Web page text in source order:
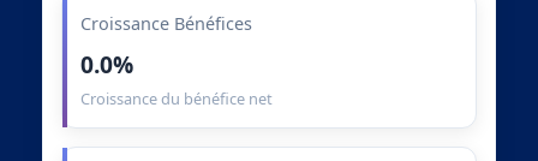
Croissance Bénéfices
0.0%
Croissance du bénéfice net